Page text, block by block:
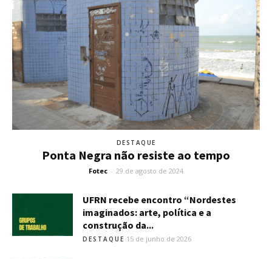
DESTAQUE
Ponta Negra não resiste ao tempo
Fotec - 29 de agosto de 2024
UFRN recebe encontro “Nordestes
imaginados: arte, política e a
construção da...
DESTAQUE 15 de junho de 2026